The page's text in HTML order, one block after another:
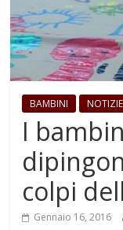
BAMBINI NOTIZIE
I
colpi
Gennaio 16, 2016